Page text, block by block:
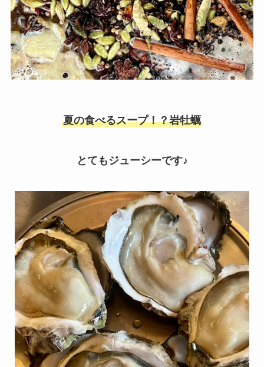
夏の食べるスープ！？岩牡蠣
とてもジューシーです♪